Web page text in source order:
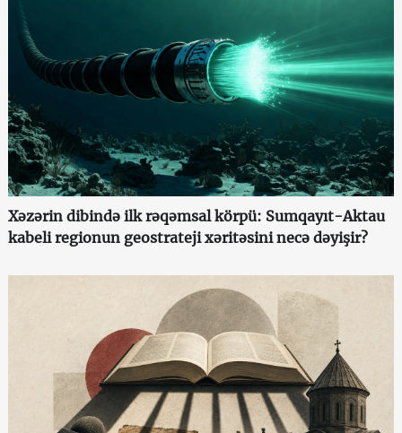
Xəzərin dibində ilk rəqəmsal körpü: Sumqayıt-Aktau
kabeli regionun geostrateji xəritəsini necə dəyişir?